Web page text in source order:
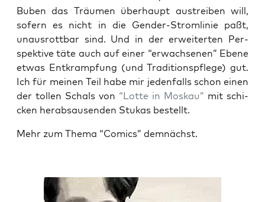
Buben das Träu­men über­haupt aus­trei­ben will,
sofern es nicht in die Gen­der-Strom­li­nie paßt,
unaus­rott­bar sind. Und in der erwei­ter­ten Per­
spek­ti­ve täte auch auf einer “erwach­se­nen” Ebe­ne
etwas Ent­kramp­fung (und Tra­di­ti­ons­pfle­ge) gut.
Ich für mei­nen Teil habe mir jeden­falls schon einen
der tol­len Schals von “Lot­te in Mos­kau” mit schi­
cken her­ab­sau­sen­den Stu­kas bestellt.
Mehr zum The­ma “Comics” demnächst.